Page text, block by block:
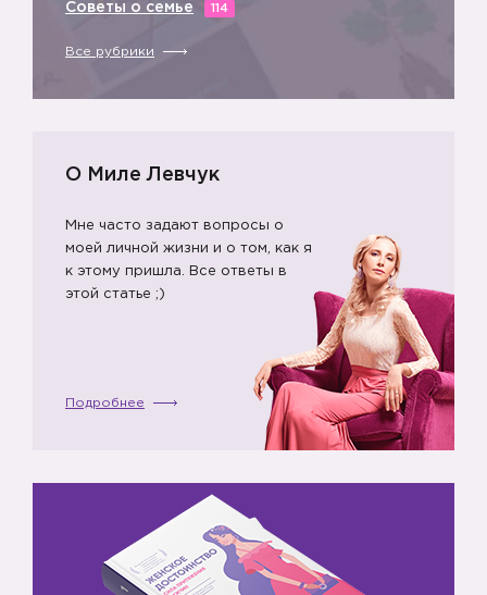
Советы о семье 114
Все рубрики
О Миле Левчук
Мне часто задают вопросы о
моей личной жизни и о том, как я
к этому пришла. Все ответы в
этой статье ;)
Подробнее